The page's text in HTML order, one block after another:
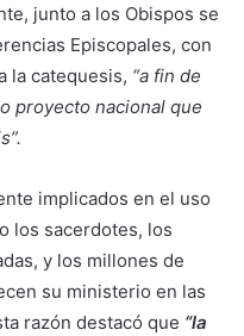
junto a los Obispos se
Episcopales, con
la catequesis, “a fin de
proyecto nacional que
implicados en el uso
los sacerdotes, los
y los millones de
su ministerio en las
razón destacó que “la